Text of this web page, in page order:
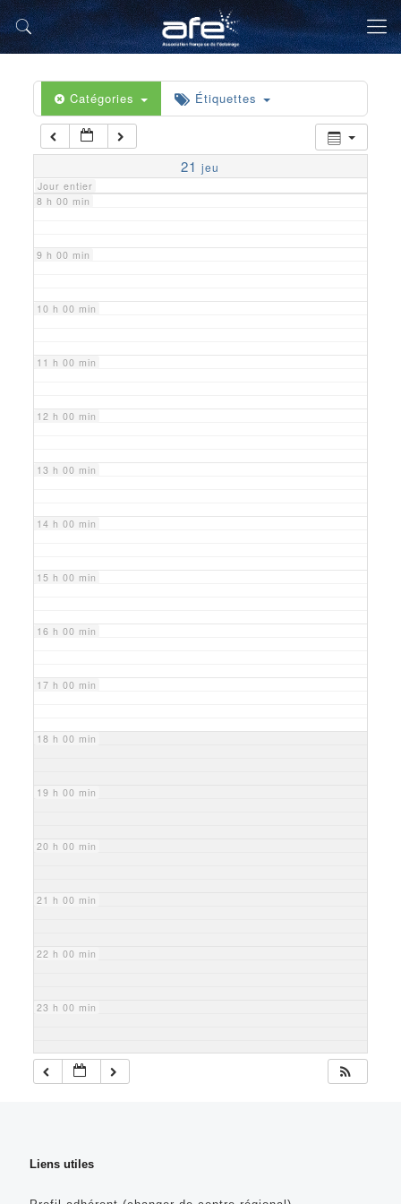
Catégories Étiquettes
21 jeu
Jour entier
5 h 00 min
6 h 00 min
7 h 00 min
8 h 00 min
9 h 00 min
10 h 00 min
11 h 00 min
12 h 00 min
13 h 00 min
14 h 00 min
15 h 00 min
16 h 00 min
17 h 00 min
18 h 00 min
19 h 00 min
20 h 00 min
21 h 00 min
22 h 00 min
23 h 00 min
Liens utiles